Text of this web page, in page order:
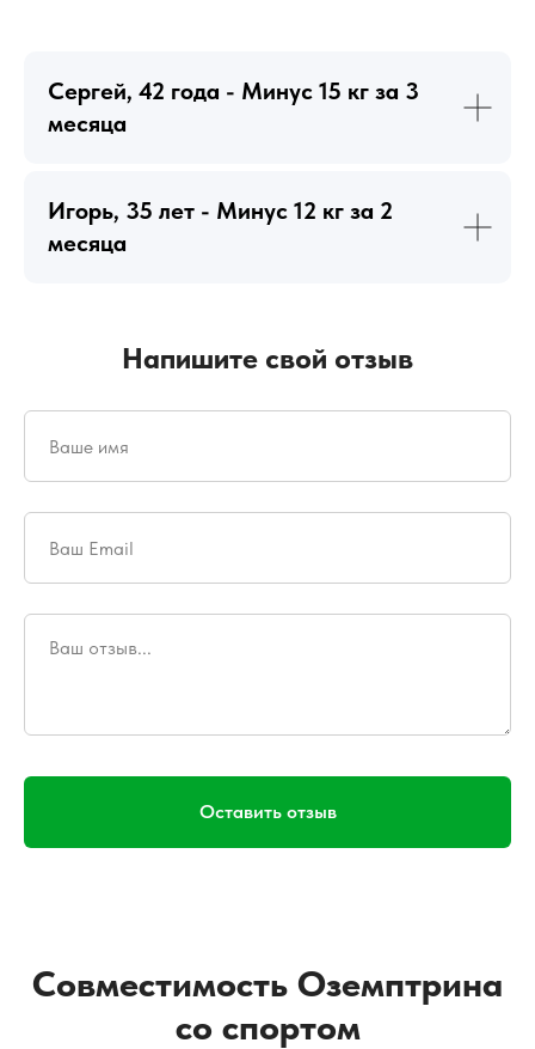
Сергей, 42 года - Минус 15 кг за 3
месяца
Игорь, 35 лет - Минус 12 кг за 2
месяца
Напишите свой отзыв
Оставить отзыв
Совместимость Оземптрина
со спортом